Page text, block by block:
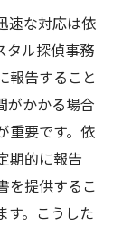
速な対応は依
タル探偵事務
報告すること
がかかる場合
重要です。依
期的に報告
を提供するこ
す。こうした